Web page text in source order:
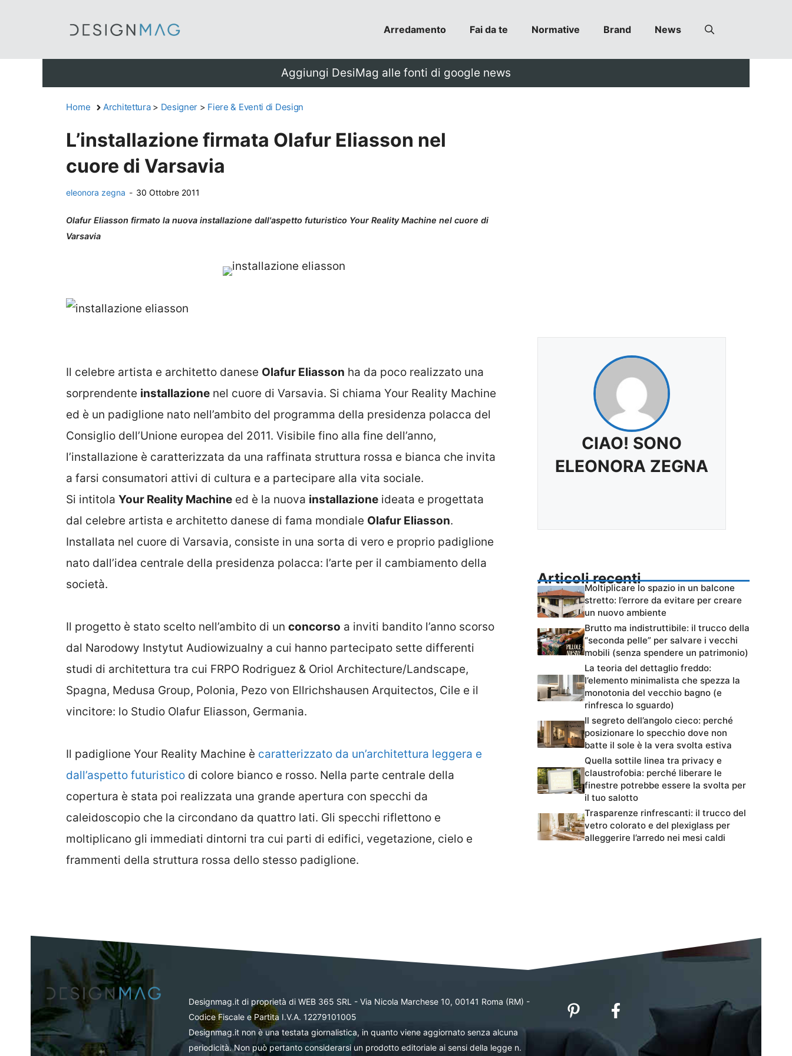
Arredamento Fai da te Normative Brand News
Aggiungi DesiMag alle fonti di google news
Home Architettura> Designer > Fiere & Eventi di Design
L’installazione firmata Olafur Eliasson nel
cuore di Varsavia
eleonora zegna - 30 Ottobre 2011
Olafur Eliasson firmato la nuova installazione dall'aspetto futuristico Your Reality Machine nel cuore di
Varsavia
Il celebre artista e architetto danese Olafur Eliasson ha da poco realizzato una
sorprendente installazione nel cuore di Varsavia. Si chiama Your Reality Machine
ed è un padiglione nato nell’ambito del programma della presidenza polacca del
Consiglio dell’Unione europea del 2011. Visibile fino alla fine dell’anno,
l’installazione è caratterizzata da una raffinata struttura rossa e bianca che invita
a farsi consumatori attivi di cultura e a partecipare alla vita sociale.
Si intitola Your Reality Machine ed è la nuova installazione ideata e progettata
dal celebre artista e architetto danese di fama mondiale Olafur Eliasson.
Installata nel cuore di Varsavia, consiste in una sorta di vero e proprio padiglione
nato dall’idea centrale della presidenza polacca: l’arte per il cambiamento della
società.
Il progetto è stato scelto nell’ambito di un concorso a inviti bandito l’anno scorso
dal Narodowy Instytut Audiowizualny a cui hanno partecipato sette differenti
studi di architettura tra cui FRPO Rodriguez & Oriol Architecture/Landscape,
Spagna, Medusa Group, Polonia, Pezo von Ellrichshausen Arquitectos, Cile e il
vincitore: lo Studio Olafur Eliasson, Germania.
Il padiglione Your Reality Machine è caratterizzato da un’architettura leggera e
dall’aspetto futuristico di colore bianco e rosso. Nella parte centrale della
copertura è stata poi realizzata una grande apertura con specchi da
caleidoscopio che la circondano da quattro lati. Gli specchi riflettono e
moltiplicano gli immediati dintorni tra cui parti di edifici, vegetazione, cielo e
frammenti della struttura rossa dello stesso padiglione.
CIAO! SONO
ELEONORA ZEGNA
Articoli recenti
Moltiplicare lo spazio in un balcone
stretto: l’errore da evitare per creare
un nuovo ambiente
Brutto ma indistruttibile: il trucco della
“seconda pelle” per salvare i vecchi
mobili (senza spendere un patrimonio)
La teoria del dettaglio freddo:
l’elemento minimalista che spezza la
monotonia del vecchio bagno (e
rinfresca lo sguardo)
Il segreto dell’angolo cieco: perché
posizionare lo specchio dove non
batte il sole è la vera svolta estiva
Quella sottile linea tra privacy e
claustrofobia: perché liberare le
finestre potrebbe essere la svolta per
il tuo salotto
Trasparenze rinfrescanti: il trucco del
vetro colorato e del plexiglass per
alleggerire l’arredo nei mesi caldi
Designmag.it di proprietà di WEB 365 SRL - Via Nicola Marchese 10, 00141 Roma (RM) -
Codice Fiscale e Partita I.V.A. 12279101005
Designmag.it non è una testata giornalistica, in quanto viene aggiornato senza alcuna
periodicità. Non può pertanto considerarsi un prodotto editoriale ai sensi della legge n.